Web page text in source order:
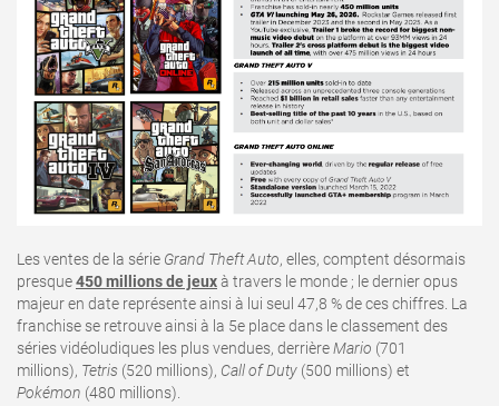
Les ventes de la série Grand Theft Auto, elles, comptent désormais
presque450 millions de jeuxà travers le monde ; le dernier opus
majeur en date représente ainsi à lui seul 47,8 % de ces chiffres. La
franchise se retrouve ainsi à la 5e place dans le classement des
séries vidéoludiques les plus vendues, derrièreMario (701
millions), Tetris (520 millions), Call of Duty (500 millions) et
Pokémon (480 millions).